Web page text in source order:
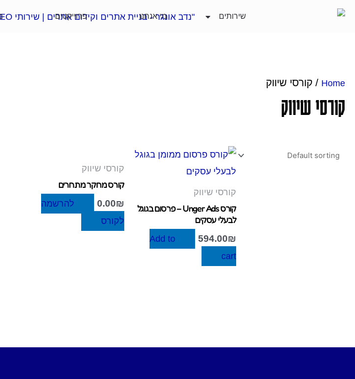
דילוג
שירותים מי אנחנו פרוייקטים
Home / קורסי שיווק
קורסי שיווק
קורסי שיווק
קורס Unger Ads – פרסום בגוגל
לבעלי עסקים
594.00₪
Add to
cart
קורסי שיווק
קורס מחקר מתחרים
0.00₪
להרשמה
לקורס